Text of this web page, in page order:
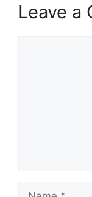
Leave a